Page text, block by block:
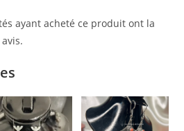
ayant acheté ce produit ont la